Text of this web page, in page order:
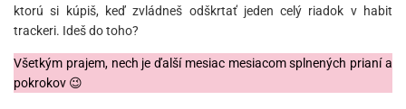
ktorú si kúpiš, keď zvládneš odškrtať jeden celý riadok v habit
trackeri. Ideš do toho?
Všetkým prajem, nech je ďalší mesiac mesiacom splnených prianí a
pokrokov 😉